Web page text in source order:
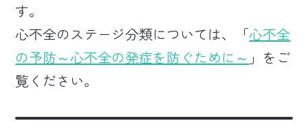
す。
心不全のステージ分類については、「心不全
の予防～心不全の発症を防ぐために～ 」をご
覧ください。